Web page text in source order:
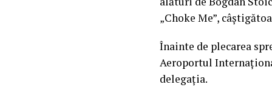
„Choke Me”,
Înainte de plecarea
Aeroportul
delegația.